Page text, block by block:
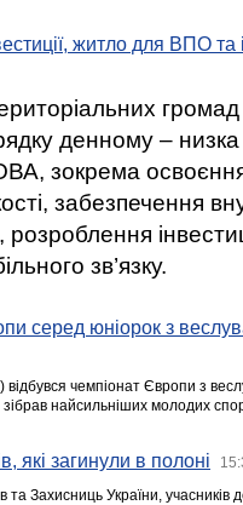
житло для ВПО
громад
денному –
зокрема освоєння
забезпечення
зв’язку.
серед юніорок з
чемпіонат Європи з
найсильніших молодих
які загинули в полоні
та Захисниць України,